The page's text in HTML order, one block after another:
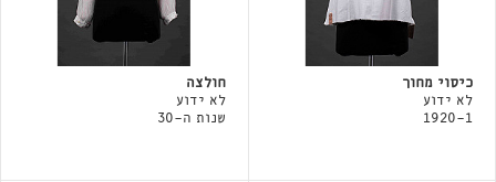
כיסוי מחוך
לא ידוע
1920-1
חולצה
לא ידוע
שנות ה-30